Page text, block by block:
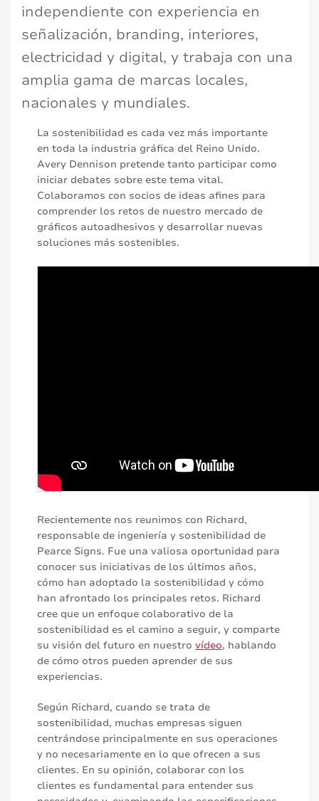
independiente con experiencia en
señalización, branding, interiores,
electricidad y digital, y trabaja con una
amplia gama de marcas locales,
nacionales y mundiales.
La sostenibilidad es cada vez más importante
en toda la industria gráfica del Reino Unido.
Avery Dennison pretende tanto participar como
iniciar debates sobre este tema vital.
Colaboramos con socios de ideas afines para
comprender los retos de nuestro mercado de
gráficos autoadhesivos y desarrollar nuevas
soluciones más sostenibles.
Recientemente nos reunimos con Richard,
responsable de ingeniería y sostenibilidad de
Pearce Signs. Fue una valiosa oportunidad para
conocer sus iniciativas de los últimos años,
cómo han adoptado la sostenibilidad y cómo
han afrontado los principales retos. Richard
cree que un enfoque colaborativo de la
sostenibilidad es el camino a seguir, y comparte
su visión del futuro en nuestro vídeo, hablando
de cómo otros pueden aprender de sus
experiencias.
Según Richard, cuando se trata de
sostenibilidad, muchas empresas siguen
centrándose principalmente en sus operaciones
y no necesariamente en lo que ofrecen a sus
clientes. En su opinión, colaborar con los
clientes es fundamental para entender sus